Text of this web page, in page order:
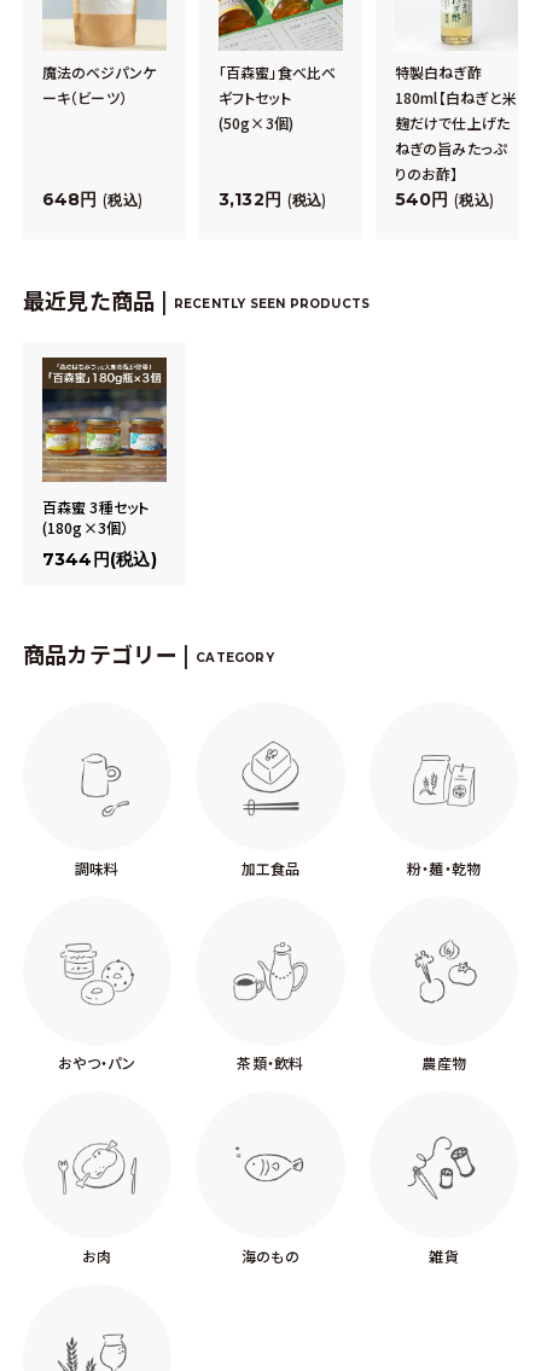
魔法のベジパンケ
ーキ（ビーツ）
648 税込
「百森蜜」食べ比べ
ギフトセット
(50g×3個)
3,132 税込
特製白ねぎ酢
180ml【白ねぎと米
麹だけで仕上げた
ねぎの旨みたっぷ
りのお酢】
540 税込
最近見た商品 | RECENTLY SEEN PRODUCTS
百森蜜 3種セット
(180g×3個）
7344円(税込)
商品カテゴリー | CATEGORY
調味料 加工食品 粉・麺・乾物
おやつ・パン 茶類・飲料 農産物
お肉 海のもの 雑貨